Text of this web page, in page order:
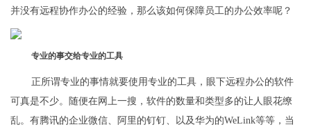
并没有远程协作办公的经验，那么该如何保障员工的办公效率呢？
专业的事交给专业的工具
正所谓专业的事情就要使用专业的工具，眼下远程办公的软件
可真是不少。随便在网上一搜，软件的数量和类型多的让人眼花缭
乱。有腾讯的企业微信、阿里的钉钉、以及华为的WeLink等等，当